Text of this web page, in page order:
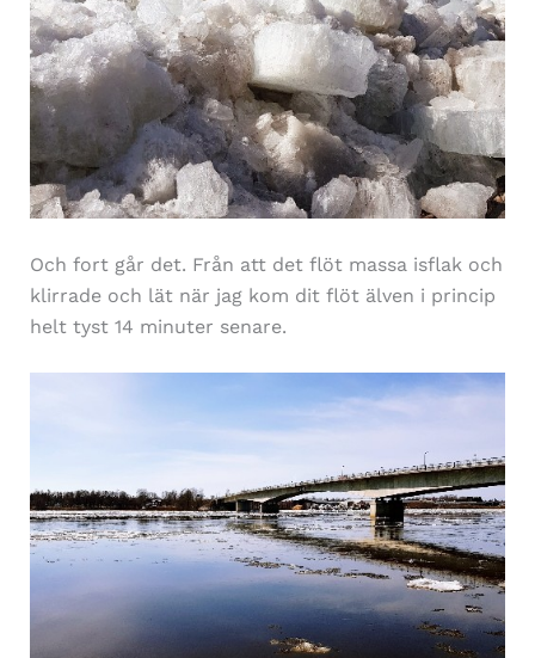
Och fort går det. Från att det flöt massa isflak och
klirrade och lät när jag kom dit flöt älven i princip
helt tyst 14 minuter senare.